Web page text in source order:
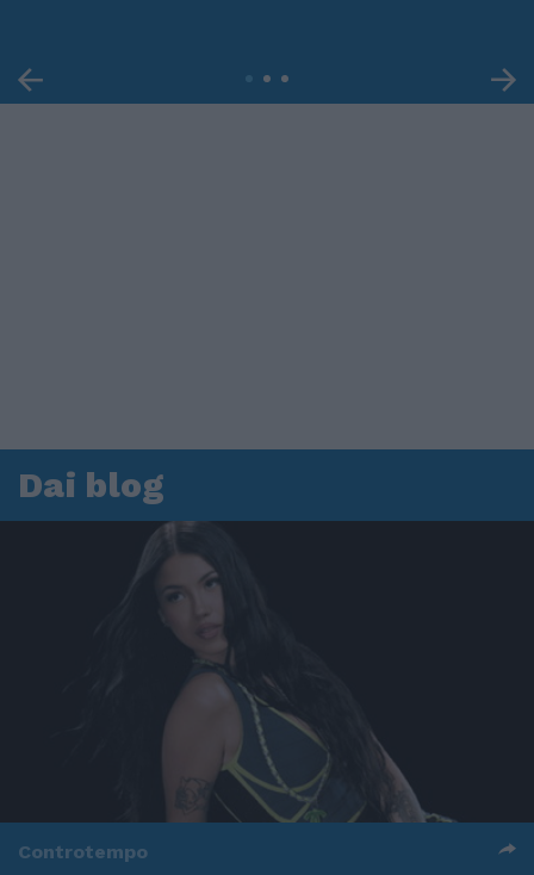
Dai blog
Controtempo